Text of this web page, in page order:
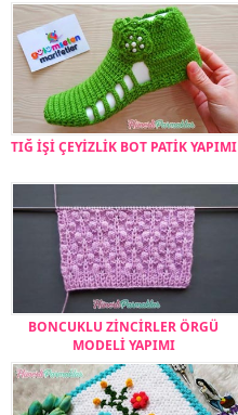
TIĞ İŞİ ÇEYİZLİK BOT PATİK YAPIMI
BONCUKLU ZİNCİRLER ÖRGÜ
MODELİ YAPIMI